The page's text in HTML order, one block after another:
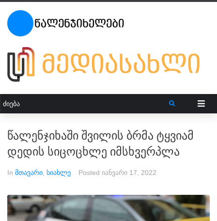
წალენჯიხაში შვილის ბრმა ტყვიამ
დედის სიცოცხლე იმსხვერპლა
In მთავარი სიახლე Posted იანვარი 17, 2022